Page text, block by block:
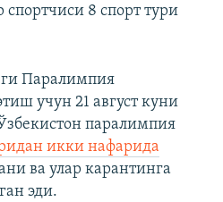
8 спорт тури
Паралимпия
учун 21 август куни
паралимпия
икки нафарида
ва улар карантинга
эди.